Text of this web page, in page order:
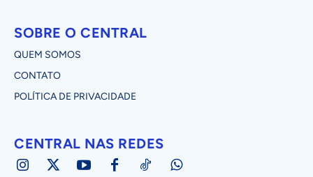
SOBRE O CENTRAL
QUEM SOMOS
CONTATO
POLÍTICA DE PRIVACIDADE
CENTRAL NAS REDES